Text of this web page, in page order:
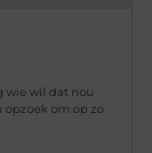
wie wil dat nou
om op zo